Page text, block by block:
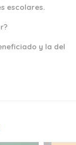
escolares.
y la del